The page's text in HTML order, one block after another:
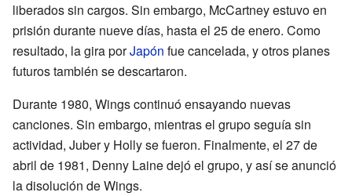
liberados sin cargos. Sin embargo, McCartney estuvo en
prisión durante nueve días, hasta el 25 de enero. Como
resultado, la gira porJapón fue cancelada, y otros planes
futuros también se descartaron.
Durante 1980, Wings continuó ensayando nuevas
canciones. Sin embargo, mientras el grupo seguía sin
actividad, Juber y Holly se fueron. Finalmente, el 27 de
abril de 1981, Denny Laine dejó el grupo, y así se anunció
la disolución de Wings.